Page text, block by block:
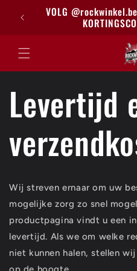
naar deVOLG
Levertijd
Wij streven ernaar om uw
mogelijke zorg zo snel
productpagina vindt u een
levertijd. Als we om welke
niet kunnen halen, stellen